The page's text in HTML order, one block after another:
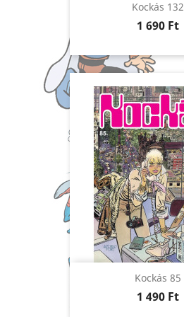
Kockás 132
Ár
1 690 Ft
Kockás 85
Ár
1 490 Ft